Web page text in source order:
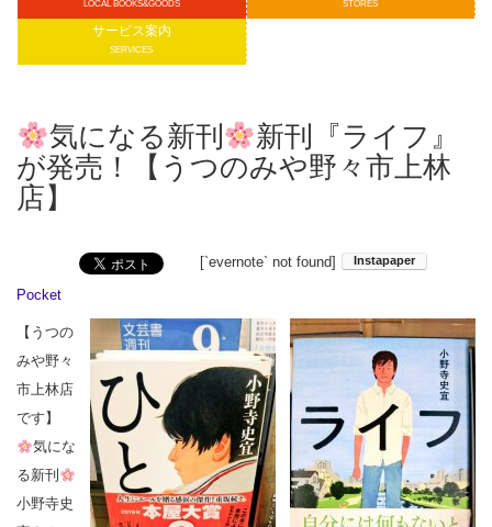
LOCAL BOOKS&GOODS STORES
サービス案内
SERVICES
気になる新刊
新刊『ライフ』
が発売！【うつのみや野々市上林
店】
[`evernote` not found]
Pocket
【うつの
みや野々
市上林店
です】
気にな
る新刊
小野寺史